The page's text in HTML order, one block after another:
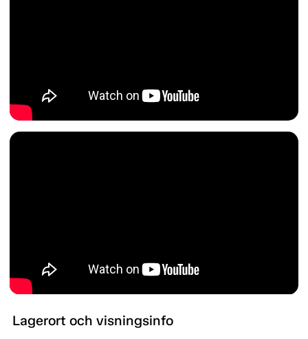
Lagerort och visningsinfo